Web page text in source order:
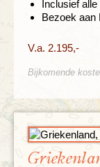
Inclusief
Bezoek aan
V.a. 2.195,-
Bijkomende